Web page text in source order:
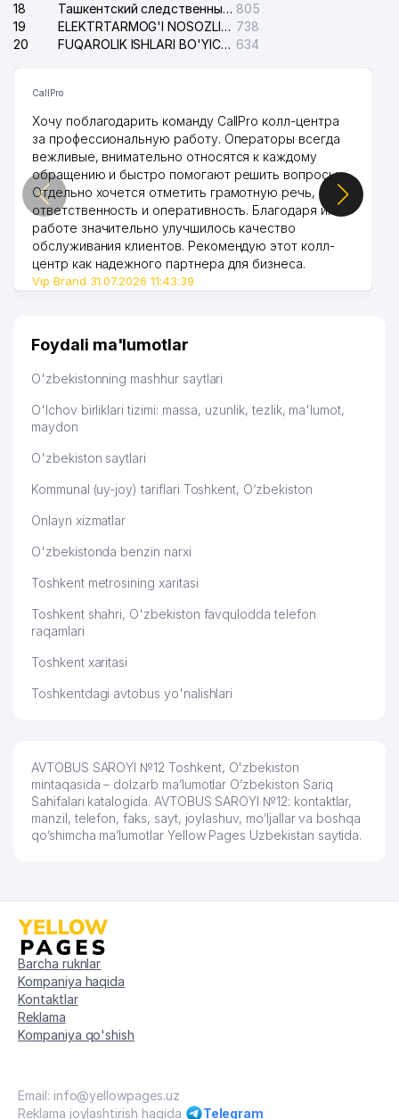
18
Ташкентский следственный изолятор 805
19
ELEKTRTARMOG'I NOSOZLIKLARINI TO'ZATISH SERGELI XIZMATI 738
20
FUQAROLIK ISHLARI BO'YICHA UCH-TEPA TUMANI SUDI 634
CallPro
Хочу поблагодарить команду CallPro колл-центра
за профессиональную работу. Операторы всегда
вежливые, внимательно относятся к каждому
обращению и быстро помогают решить вопросы.
Отдельно хочется отметить грамотную речь,
ответственность и оперативность. Благодаря их
работе значительно улучшилось качество
обслуживания клиентов. Рекомендую этот колл-
центр как надежного партнера для бизнеса.
Vip Brand 31.07.2026 11:43:39
Foydali ma'lumotlar
O'zbekistonning mashhur saytlari
O'lchov birliklari tizimi: massa, uzunlik, tezlik, ma'lumot,
maydon
O'zbekiston saytlari
Kommunal (uy-joy) tariflari Toshkent, O‘zbekiston
Onlayn xizmatlar
O'zbekistonda benzin narxi
Toshkent metrosining xaritasi
Toshkent shahri, O'zbekiston favqulodda telefon
raqamlari
Toshkent xaritasi
Toshkentdagi avtobus yo'nalishlari
AVTOBUS SAROYI №12 Toshkent, O'zbekiston
mintaqasida – dolzarb ma’lumotlar O’zbekiston Sariq
Sahifalari katalogida. AVTOBUS SAROYI №12: kontaktlar,
manzil, telefon, faks, sayt, joylashuv, mo’ljallar va boshqa
qo’shimcha ma’lumotlar Yellow Pages Uzbekistan saytida.
Barcha ruknlar
Kompaniya haqida
Kontaktlar
Reklama
Kompaniya qo'shish
Email: info@yellowpages.uz
Reklama joylashtirish haqida
Telegram